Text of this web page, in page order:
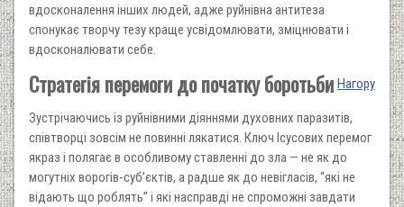
вдосконалення інших людей, адже руйнівна антитеза
спонукає творчу тезу краще усвідомлювати, зміцнювати і
вдосконалювати себе.
Нагору
Стратегія перемоги до початку боротьби
Зустрічаючись із руйнівними діяннями духовних паразитів,
співтворці зовсім не повинні лякатися. Ключ Ісусових перемог
якраз і полягає в особливому ставленні до зла — не як до
могутніх ворогів-суб’єктів, а радше як до невігласів, “які не
відають що роблять” і які насправді не спроможні завдати